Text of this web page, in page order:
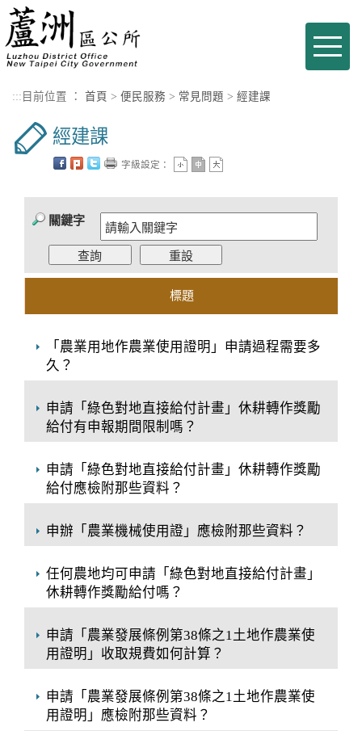
進入內容區塊
Toggle
::: 目前位置 ： 首頁 > 便民服務 > 常見問題 > 經建課
經建課
字級設定：
關鍵字
標題
「農業用地作農業使用證明」申請過程需要多
久？
申請「綠色對地直接給付計畫」休耕轉作獎勵
給付有申報期間限制嗎？
申請「綠色對地直接給付計畫」休耕轉作獎勵
給付應檢附那些資料？
申辦「農業機械使用證」應檢附那些資料？
任何農地均可申請「綠色對地直接給付計畫」
休耕轉作獎勵給付嗎？
申請「農業發展條例第38條之1土地作農業使
用證明」收取規費如何計算？
申請「農業發展條例第38條之1土地作農業使
用證明」應檢附那些資料？